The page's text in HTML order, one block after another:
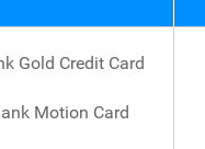
Gold Credit Card
Motion Card